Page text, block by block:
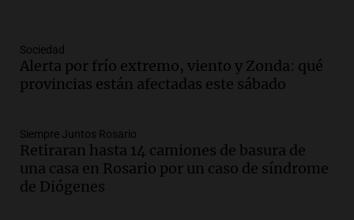
Audio.
Ciudadana de Córdoba deleitó a los
oyentes de la radio a puro tango
Audio.Boletín de Calificaciones de
Marcelo Lamberti (Rosario Central 2 - 1
Aldosivi)
Sociedad
Alerta por frío extremo, viento y Zonda: qué
provincias están afectadas este sábado
Siempre Juntos Rosario
Retiraran hasta 14 camiones de basura de
una casa en Rosario por un caso de síndrome
de Diógenes